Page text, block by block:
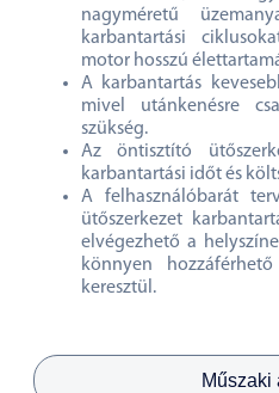
Műszaki
nagyméretű
karbantartási
motor hosszú
A karbantartás
mivel utánkenésre
szükség.
Az öntisztító
karbantartási időt és
A felhasználóbarát
ütőszerkezet
elvégezhető a
könnyen
keresztül.